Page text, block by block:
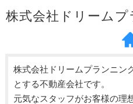
株式会社ドリーム
株式会社ドリームプランニン
とする不動産会社です。
元気なスタッフがお客様の理